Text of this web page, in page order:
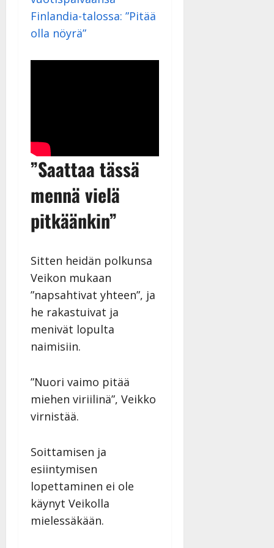
Finlandia-talossa: ”Pitää
olla nöyrä”
”Saattaa tässä
mennä vielä
pitkäänkin”
Sitten heidän polkunsa
Veikon mukaan
”napsahtivat yhteen”, ja
he rakastuivat ja
menivät lopulta
naimisiin.
”Nuori vaimo pitää
miehen viriilinä”, Veikko
virnistää.
Soittamisen ja
esiintymisen
lopettaminen ei ole
käynyt Veikolla
mielessäkään.